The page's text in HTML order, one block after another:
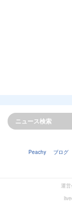
Peachy ブログ
運